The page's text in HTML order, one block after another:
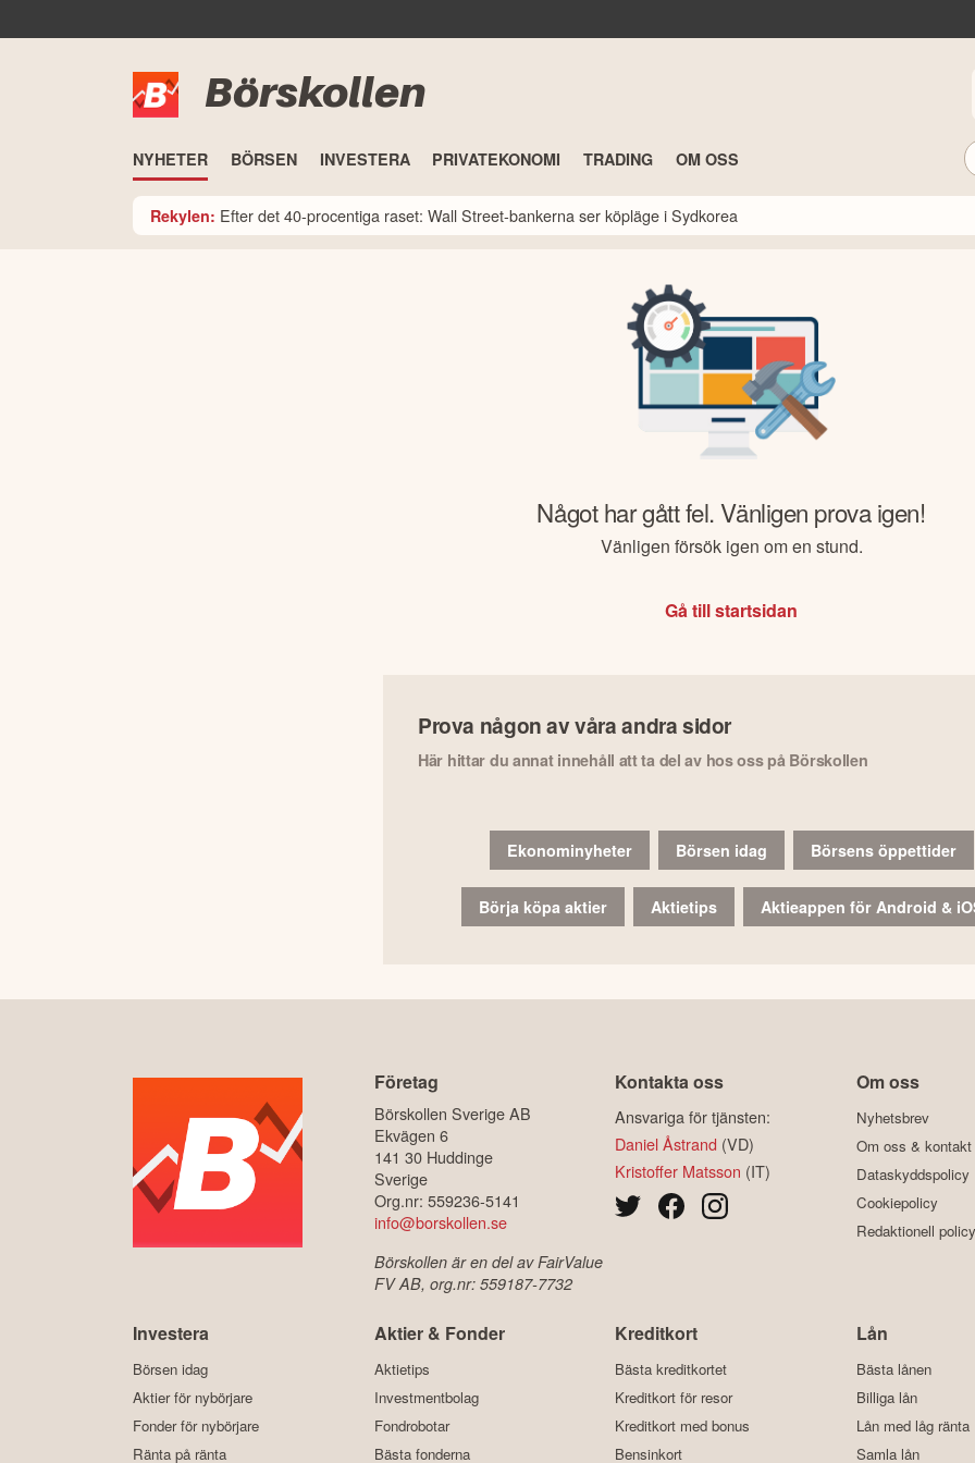
Börskollen
NYHETER BÖRSEN INVESTERA PRIVATEKONOMI TRADING OM OSS
Rekylen: Efter det 40-procentiga raset: Wall Street-bankerna ser köpläge i Sydkorea
Något har gått fel. Vänligen prova igen!
Vänligen försök igen om en stund.
Gå till startsidan
Prova någon av våra andra sidor
Här hittar du annat innehåll att ta del av hos oss på Börskollen
Ekonominyheter Börsen idag Börsens öppettider
Börja köpa aktier Aktietips Aktieappen för Android &
Företag
Börskollen Sverige AB
Ekvägen 6
141 30 Huddinge
Sverige
Org.nr: 559236-5141
info@borskollen.se
Börskollen är en del av FairValue
FV AB, org.nr: 559187-7732
Kontakta oss
Ansvariga för tjänsten:
Daniel Åstrand (VD)
Kristoffer Matsson (IT)
Om oss
Nyhetsbrev
Om oss & kontakt
Dataskyddspolicy
Cookiepolicy
Redaktionell policy
Investera
Börsen idag
Aktier för nybörjare
Fonder för nybörjare
Ränta på ränta
Aktier & Fonder
Aktietips
Investmentbolag
Fondrobotar
Bästa fonderna
Kreditkort
Bästa kreditkortet
Kreditkort för resor
Kreditkort med bonus
Bensinkort
Lån
Bästa lånen
Billiga lån
Lån med låg ränta
Samla lån